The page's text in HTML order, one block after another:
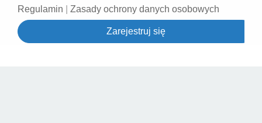
Regulamin Zasady ochrony danych osobowych
Zarejestruj się